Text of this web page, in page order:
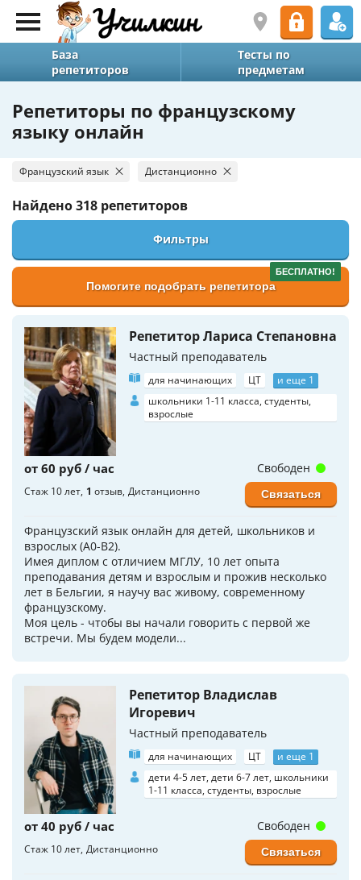
База
репетиторов
Тесты по
предметам
Репетиторы по французскому
языку онлайн
Французский язык Дистанционно
Найдено318 репетиторов
Фильтры
БЕСПЛАТНО!
Помогите подобрать репетитора
Репетитор Лариса Степановна
Частный преподаватель
для начинающих ЦТ
и еще 1
школьники 1-11 класса, студенты,
взрослые
от 60 руб / час
Стаж 10 лет 1 отзыв Дистанционно
Французский язык онлайн для детей, школьников и
взрослых (A0-B2).
Имея диплом с отличием МГЛУ, 10 лет опыта
преподавания детям и взрослым и прожив несколько
лет в Бельгии, я научу вас живому, современному
французскому.
Моя цель - чтобы вы начали говорить с первой же
встречи. Мы будем модели...
Свободен
Связаться
Репетитор Владислав
Игоревич
Частный преподаватель
для начинающих ЦТ
и еще 1
дети 4-5 лет, дети 6-7 лет, школьники
1-11 класса, студенты, взрослые
от 40 руб / час
Стаж 10 лет Дистанционно
Свободен
Связаться